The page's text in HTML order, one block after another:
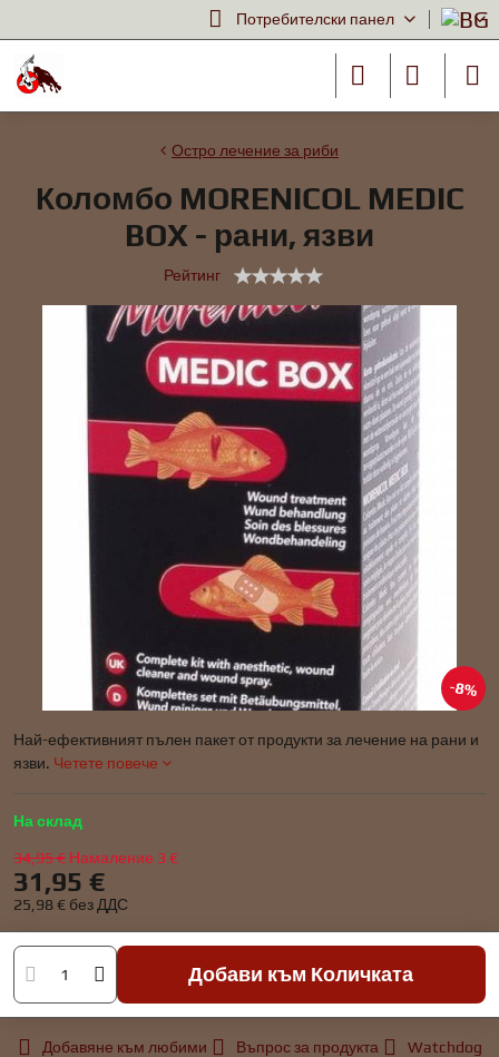
Потребителски панел
8%
Остро лечение за риби
Коломбо MORENICOL MEDIC
BOX - рани, язви
Рейтинг
Най-ефективният пълен пакет от продукти за лечение на рани и
язви. Четете повече
На склад
34,95 € Намаление 3 €
31,95 €
25,98 € без ДДС
Добави към Количката
Добавяне към любими Въпрос за продукта
Watchdog